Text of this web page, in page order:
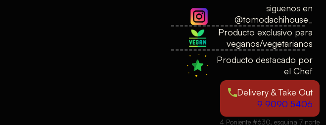
siguenos en
@tomodachihouse_
Producto exclusivo para
veganos/vegetarianos
Producto destacado por
el Chef
Delivery & Take Out
9 9090 5406
4 Poniente #630, esquina 7 norte